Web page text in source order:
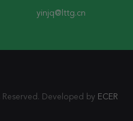
yinjq@lttg.cn
Developed by ECER